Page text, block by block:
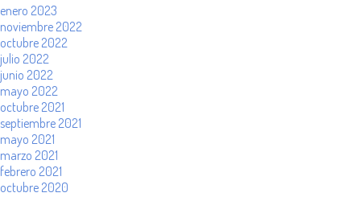
enero 2023
noviembre 2022
octubre 2022
julio 2022
junio 2022
mayo 2022
octubre 2021
septiembre 2021
mayo 2021
marzo 2021
febrero 2021
octubre 2020